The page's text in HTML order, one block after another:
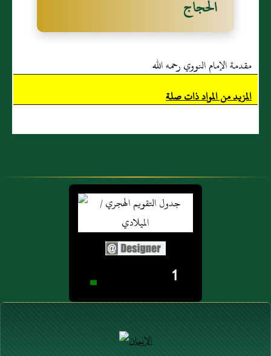
الحجاج
مقدمة الإمام النووي رحمه الله
المزيد من المواد ذات صلة
1